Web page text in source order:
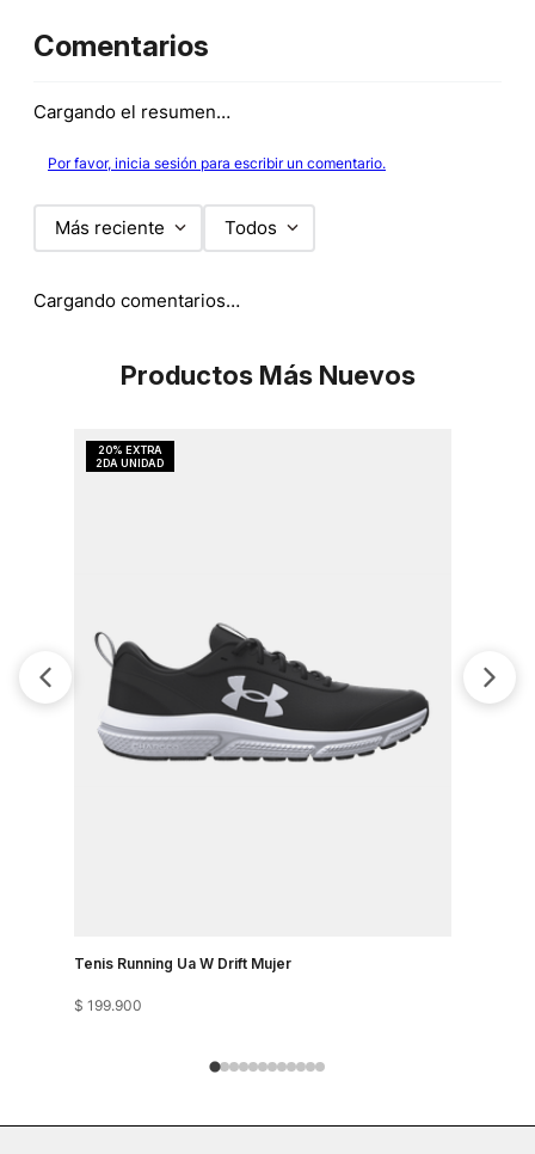
Comentarios
Cargando el resumen…
Por favor, inicia sesión para escribir un comentario.
Más reciente Todos
Cargando comentarios…
Productos Más Nuevos
Tenis Running Ua W Drift Mujer
$ 199.900